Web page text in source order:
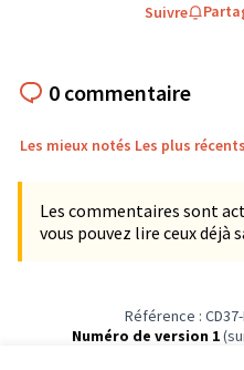
Suivre
0 commentaire
Les mieux notés Les plus récents
Les commentaires sont
vous pouvez lire ceux déjà
Référence :
Numéro de version 1